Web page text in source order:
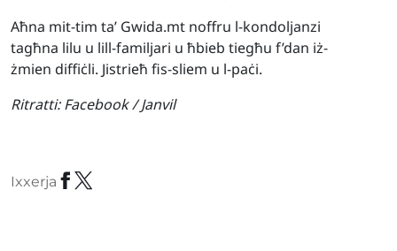
Aħna mit-tim ta’ Gwida.mt noffru l-kondoljanzi
tagħna lilu u lill-familjari u ħbieb tiegħu f’dan iż-
żmien diffiċli. Jistrieħ fis-sliem u l-paċi.
Ritratti: Facebook / Janvil
Ixxerja